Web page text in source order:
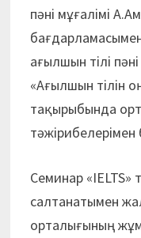
пәні мұғалімі
ағылшын тілі
«Ағылшын тілін
тақырыбында
тәжірибелерімен
Семинар
салтанатымен
орталығының